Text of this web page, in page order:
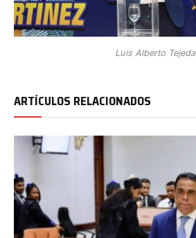
Luis Alberto Tejeda
ARTÍCULOS RELACIONADOS